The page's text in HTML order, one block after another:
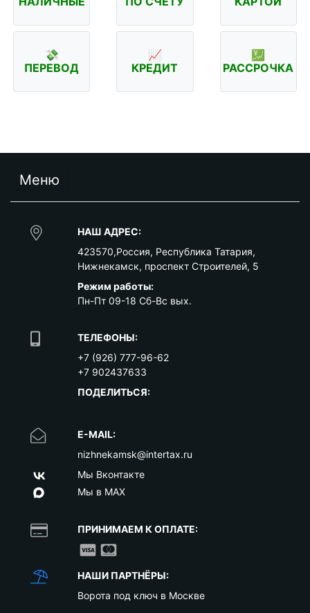
💸
ПЕРЕВОД
📈
КРЕДИТ
💹
РАССРОЧКА
Меню
НАШ АДРЕС:
423570,Россия, Республика Татария,
Нижнекамск, проспект Строителей, 5
Режим работы:
Пн-Пт 09-18 Сб-Вс вых.
ТЕЛЕФОНЫ:
+7 (926) 777-96-62
+7 902437633
ПОДЕЛИТЬСЯ:
E-MAIL:
nizhnekamsk@intertax.ru
Мы Вконтакте
Мы в MAX
ПРИНИМАЕМ К ОПЛАТЕ:
НАШИ ПАРТНЁРЫ:
Ворота под ключ в Москве